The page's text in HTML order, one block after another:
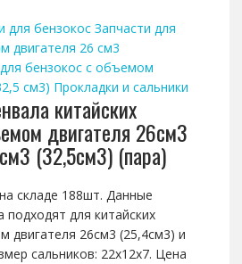
для бензокос Запчасти для
двигателя 26 см3
бензокос с объемом
см3) Прокладки и сальники
китайских
двигателя 26см3
(32,5см3) (пара)
складе 188шт. Данные
подходят для китайских
двигателя 26см3 (25,4см3) и
сальников: 22х12х7. Цена